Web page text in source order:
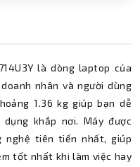
là dòng laptop của
nhân và người dùng
1.36 kg giúp bạn dễ
khắp nơi. Máy được
nghệ tiên tiến nhất, giúp
tốt nhất khi làm việc hay